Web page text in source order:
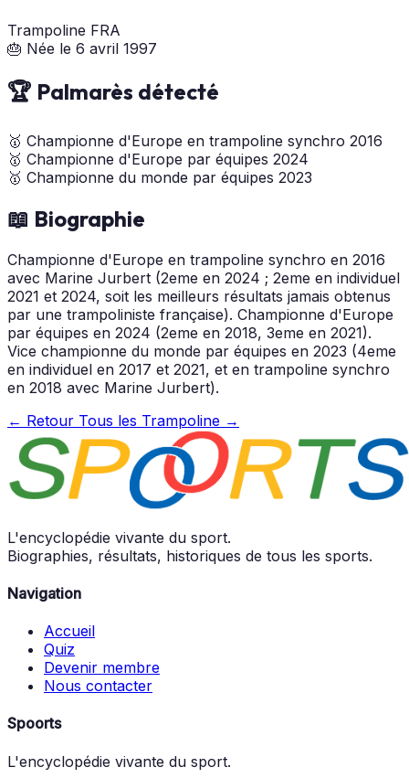
Trampoline FRA
🎂 Née le 6 avril 1997
🏆 Palmarès détecté
🥇 Championne d'Europe en trampoline synchro 2016
🥇 Championne d'Europe par équipes 2024
🥇 Championne du monde par équipes 2023
📖 Biographie
Championne d'Europe en trampoline synchro en 2016
avec Marine Jurbert (2eme en 2024 ; 2eme en individuel
2021 et 2024, soit les meilleurs résultats jamais obtenus
par une trampoliniste française). Championne d'Europe
par équipes en 2024 (2eme en 2018, 3eme en 2021).
Vice championne du monde par équipes en 2023 (4eme
en individuel en 2017 et 2021, et en trampoline synchro
en 2018 avec Marine Jurbert).
← Retour Tous les Trampoline →
L'encyclopédie vivante du sport.
Biographies, résultats, historiques de tous les sports.
Navigation
Accueil
Quiz
Devenir membre
Nous contacter
Spoorts
L'encyclopédie vivante du sport.